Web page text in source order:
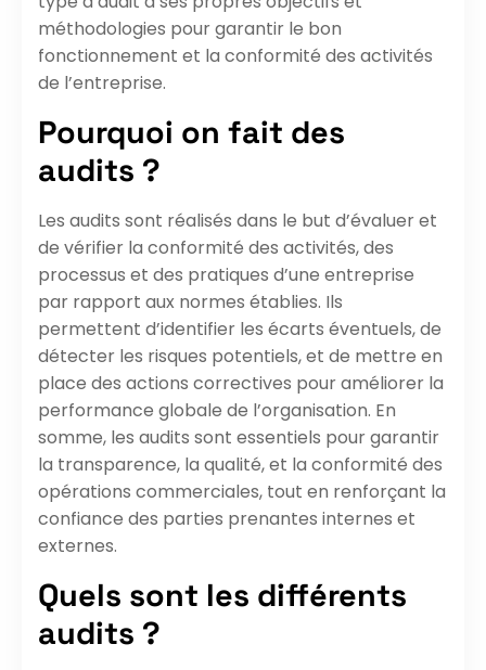
méthodologies pour garantir le bon
fonctionnement et la conformité des activités
de l’entreprise.
Pourquoi on fait des
audits ?
Les audits sont réalisés dans le but d’évaluer et
de vérifier la conformité des activités, des
processus et des pratiques d’une entreprise
par rapport aux normes établies. Ils
permettent d’identifier les écarts éventuels, de
détecter les risques potentiels, et de mettre en
place des actions correctives pour améliorer la
performance globale de l’organisation. En
somme, les audits sont essentiels pour garantir
la transparence, la qualité, et la conformité des
opérations commerciales, tout en renforçant la
confiance des parties prenantes internes et
externes.
Quels sont les différents
audits ?